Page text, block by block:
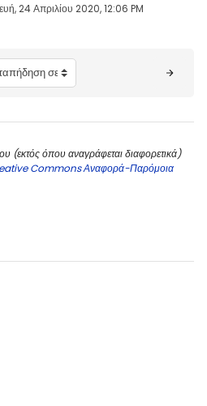
24 Απριλίου 2020, 12:06 PM
σε...
(εκτός όπου αναγράφεται διαφορετικά)
Commons Αναφορά-Παρόμοια